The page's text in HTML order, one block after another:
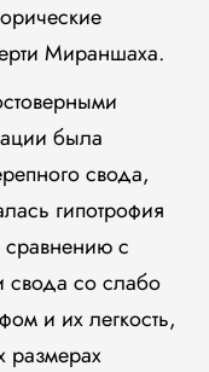
Мираншаха.
была
свода,
гипотрофия
сравнению с
свода со слабо
и их легкость,
размерах